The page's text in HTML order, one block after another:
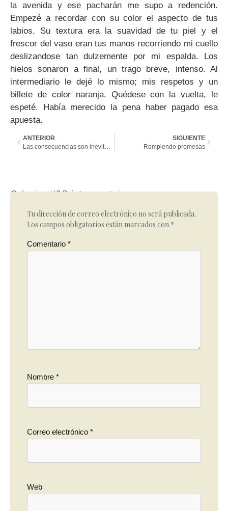
la avenida y ese pacharán me supo a redención.
Empezé a recordar con su color el aspecto de tus
labios. Su textura era la suavidad de tu piel y el
frescor del vaso eran tus manos recorriendo mi cuello
deslizandose tan dulzemente por mi espalda. Los
hielos sonaron a final, un trago breve, intenso. Al
intermediario le dejé lo mismo; mis respetos y un
billete de color naranja. Quédese con la vuelta, le
espeté. Había merecido la pena haber pagado esa
apuesta.
ANTERIOR
Las consecuencias son inevitables
SIGUIENTE
Rompiendo promesas
Qué opinas tú? Deja tu comentario
Tu dirección de correo electrónico no será publicada.
Los campos obligatorios están marcados con *
Comentario *
Nombre *
Correo electrónico *
Web